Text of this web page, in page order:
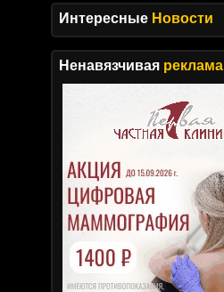
Интересные Новости
Ненавязчивая реклама